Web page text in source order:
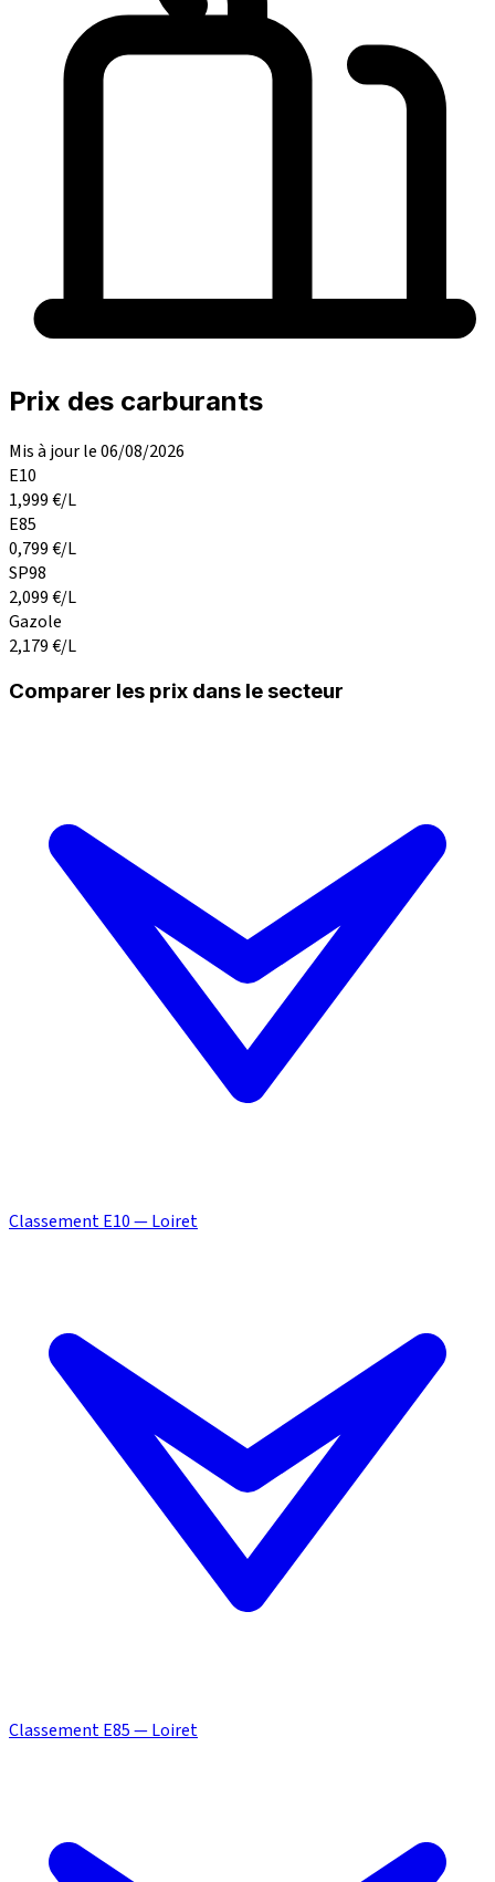
Prix des carburants
Mis à jour le 06/08/2026
E10
1,999€/L
E85
0,799€/L
SP98
2,099€/L
Gazole
2,179€/L
Comparer les prix dans le secteur
Classement E10 — Loiret
Classement E85 — Loiret